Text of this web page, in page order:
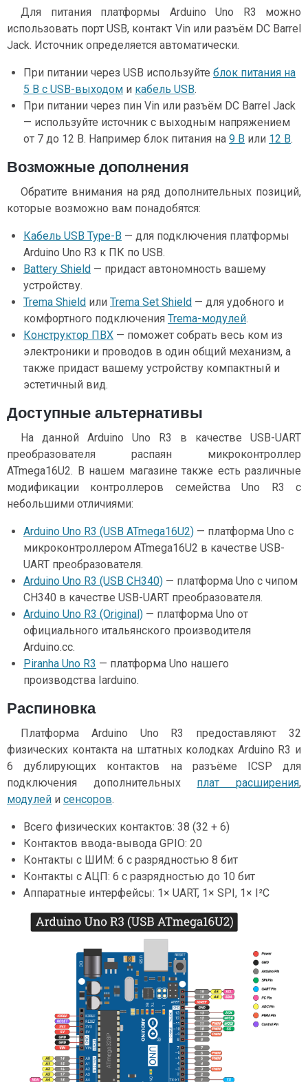
Для питания платформы Arduino Uno R3 можно
использовать порт USB, контакт Vin или разъём DC Barrel
Jack. Источник определяется автоматически.
При питании через USB используйте блок питания на
5 В с USB-выходом и кабель USB.
При питании через пин Vin или разъём DC Barrel Jack
— используйте источник с выходным напряжением
от 7 до 12 В. Например блок питания на 9 В или 12 В.
Возможные дополнения
Обратите внимания на ряд дополнительных позиций,
которые возможно вам понадобятся:
Кабель USB Type-B — для подключения платформы
Arduino Uno R3 к ПК по USB.
Battery Shield — придаст автономность вашему
устройству.
Trema Shield или Trema Set Shield — для удобного и
комфортного подключения Trema-модулей.
Конструктор ПВХ — поможет собрать весь ком из
электроники и проводов в один общий механизм, а
также придаст вашему устройству компактный и
эстетичный вид.
Доступные альтернативы
На данной Arduino Uno R3 в качестве USB-UART
преобразователя распаян микроконтроллер
ATmega16U2. В нашем магазине также есть различные
модификации контроллеров семейства Uno R3 с
небольшими отличиями:
Arduino Uno R3 (USB ATmega16U2) — платформа Uno c
микроконтроллером ATmega16U2 в качестве USB-
UART преобразователя.
Arduino Uno R3 (USB CH340) — платформа Uno c чипом
CH340 в качестве USB-UART преобразователя.
Arduino Uno R3 (Original) — платформа Uno от
официального итальянского производителя
Arduino.cc.
Piranha Uno R3 — платформа Uno нашего
производства Iarduino.
Распиновка
Платформа Arduino Uno R3 предоставляют 32
физических контакта на штатных колодках Arduino R3 и
6 дублирующих контактов на разъёме ICSP для
подключения дополнительных плат расширения,
модулей и сенсоров.
Всего физических контактов: 38 (32 + 6)
Контактов ввода-вывода GPIO: 20
Контакты с ШИМ: 6 с разрядностью 8 бит
Контакты с АЦП: 6 с разрядностью до 10 бит
Аппаратные интерфейсы: 1× UART, 1× SPI, 1× I²C